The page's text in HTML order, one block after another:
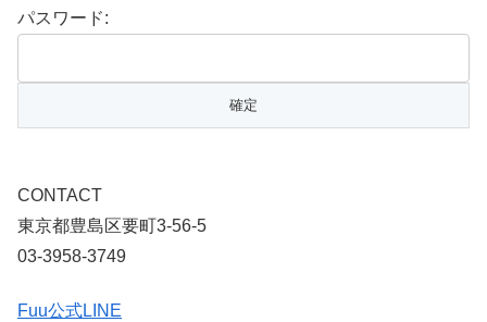
パスワード:
CONTACT
東京都豊島区要町3-56-5
03-3958-3749
Fuu公式LINE